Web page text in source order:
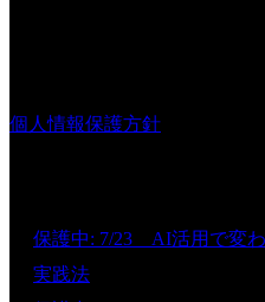
個人情報保護方針
保護中: 7/23 AI活用で変
実践法